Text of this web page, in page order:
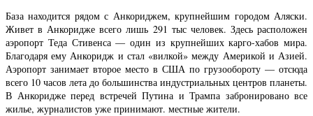
База находится рядом с Анкориджем, крупнейшим городом Аляски.
Живет в Анкоридже всего лишь 291 тыс человек. Здесь расположен
аэропорт Теда Стивенса — один из крупнейших карго-хабов мира.
Благодаря ему Анкоридж и стал «вилкой» между Америкой и Азией.
Аэропорт занимает второе место в США по грузообороту — отсюда
всего 10 часов лета до большинства индустриальных центров планеты.
В Анкоридже перед встречей Путина и Трампа забронировано все
жилье, журналистов уже принимают. местные жители.